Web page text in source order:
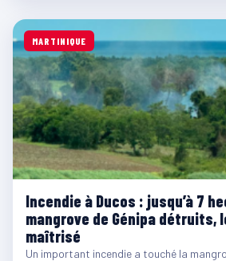
MARTINIQUE
Incendie à Ducos : jusqu’à 7
mangrove de Génipa détruits,
maîtrisé
Un important incendie a touché la